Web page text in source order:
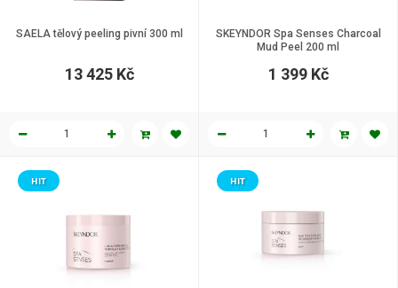
SAELA tělový peeling pivní 300 ml
13 425 Kč
SKEYNDOR Spa Senses Charcoal
Mud Peel 200 ml
1 399 Kč
HIT HIT